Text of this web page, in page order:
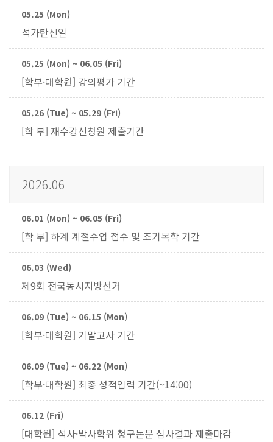
05.25 (Mon)
석가탄신일
05.25 (Mon) ~ 06.05 (Fri)
[학부·대학원] 강의평가 기간
05.26 (Tue) ~ 05.29 (Fri)
[학 부] 재수강신청원 제출기간
2026.06
06.01 (Mon) ~ 06.05 (Fri)
[학 부] 하계 계절수업 접수 및 조기복학 기간
06.03 (Wed)
제9회 전국동시지방선거
06.09 (Tue) ~ 06.15 (Mon)
[학부·대학원] 기말고사 기간
06.09 (Tue) ~ 06.22 (Mon)
[학부·대학원] 최종 성적입력 기간(~14:00)
06.12 (Fri)
[대학원] 석사·박사학위 청구논문 심사결과 제출마감